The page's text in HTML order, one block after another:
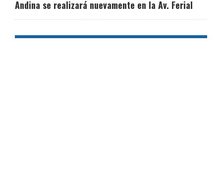
Andina se realizará nuevamente en la Av. Ferial